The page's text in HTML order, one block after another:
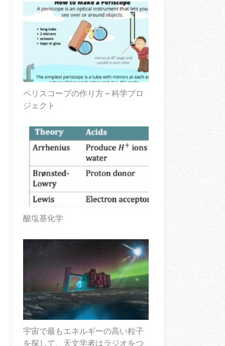
ペリスコープの作り方 – 科学プロ
ジェクト
酸塩基化学
宇宙で最もエネルギーの高い粒子
を探して、天文学者はラジオをつ